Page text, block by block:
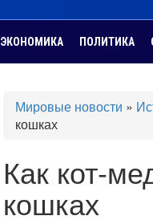
ЭКОНОМИКА ПОЛИТИКА
Мировые новости »
кошках
Как кот-
кошках